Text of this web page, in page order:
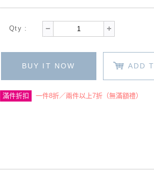
Qty :
BUY IT NOW ADD
滿件折扣 一件8折／兩件以上7折（無滿額禮）